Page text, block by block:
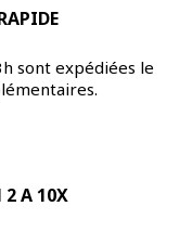
sont expédiées le
2 A 10X